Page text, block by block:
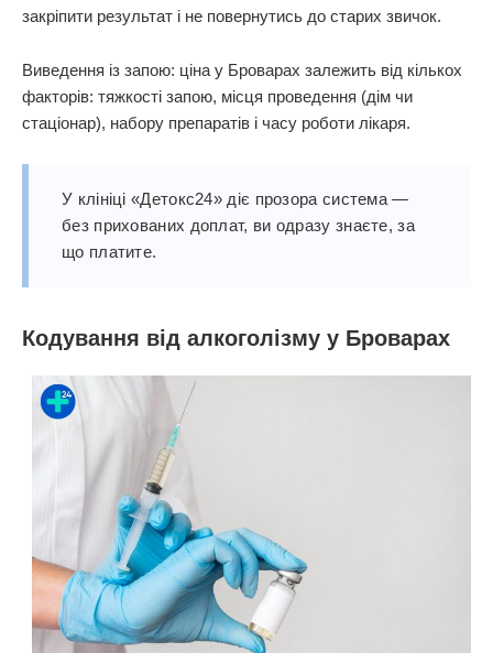
закріпити результат і не повернутись до старих звичок.
Виведення із запою: ціна у Броварах залежить від кількох
факторів: тяжкості запою, місця проведення (дім чи
стаціонар), набору препаратів і часу роботи лікаря.
У клініці «Детокс24» діє прозора система —
без прихованих доплат, ви одразу знаєте, за
що платите.
Кодування від алкоголізму у Броварах